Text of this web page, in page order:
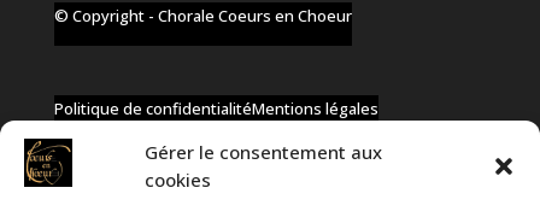
Gérer le consentement aux
cookies
© Copyright - Chorale Coeurs en Choeur
Politique de confidentialitéMentions légales